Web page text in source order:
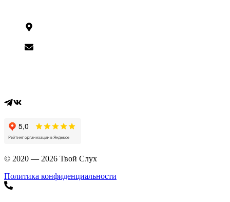
© 2020 — 2026 Твой Слух
Политика конфиденциальности